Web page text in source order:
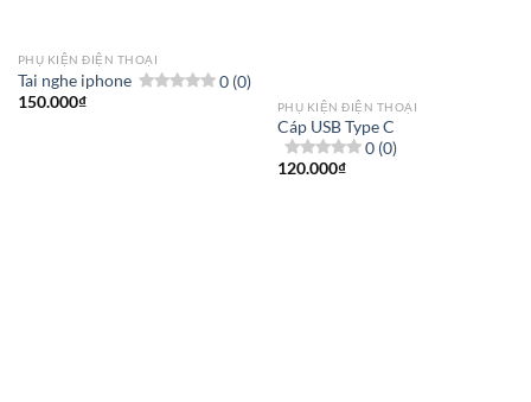
PHỤ KIỆN ĐIỆN THOẠI
Tai nghe iphone 0 (0)
150.000₫ PHỤ KIỆN ĐIỆN THOẠI
Cáp USB Type C
0 (0)
120.000₫